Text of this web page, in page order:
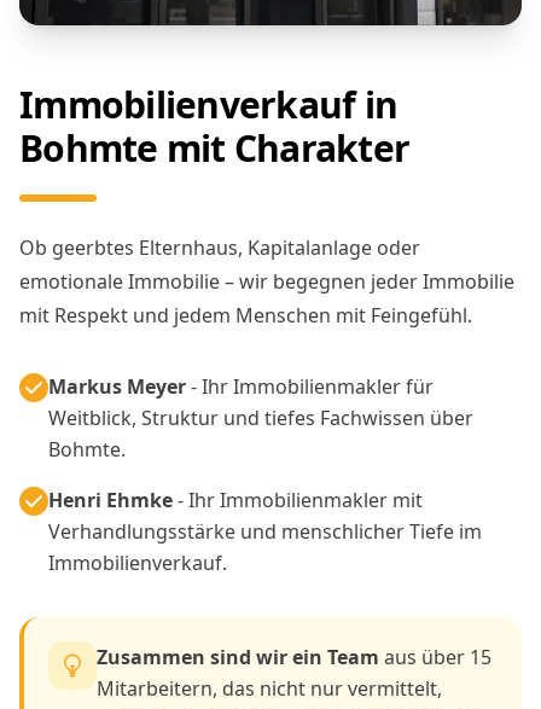
Immobilienverkauf in
Bohmte mit Charakter
Ob geerbtes Elternhaus, Kapitalanlage oder
emotionale Immobilie – wir begegnen jeder Immobilie
mit Respekt und jedem Menschen mit Feingefühl.
Markus Meyer- Ihr Immobilienmakler für
Weitblick, Struktur und tiefes Fachwissen über
Bohmte.
Henri Ehmke- Ihr Immobilienmakler mit
Verhandlungsstärke und menschlicher Tiefe im
Immobilienverkauf.
Zusammen sind wir ein Team aus über 15
Mitarbeitern, das nicht nur vermittelt,